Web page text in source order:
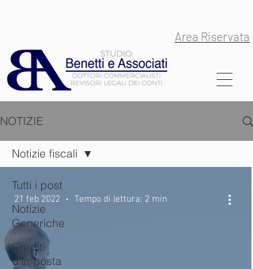
Area Riservata
NOTIZIE
Tutti i post
Notizie
Generiche
Crediti
d'imposta
Notizie fiscali
21 feb 2022 Tempo di lettura: 2 min